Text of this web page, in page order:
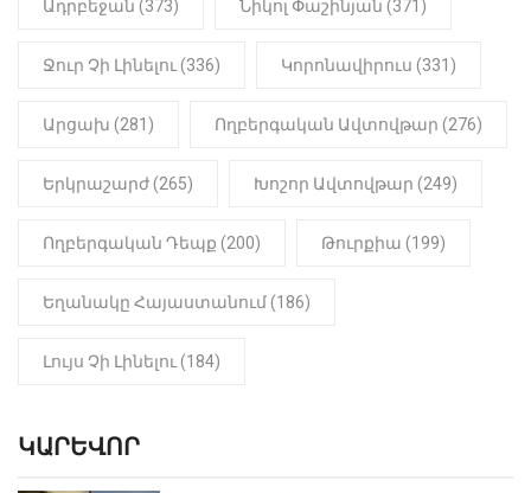
մանկապղծության համար
մարմինը
Ադրբեջան (373) Նիկոլ Փաշինյան (371)
Ջուր Չի Լինելու (336) Կորոնավիրուս (331)
Արցախ (281) Ողբերգական Ավտովթար (276)
Երկրաշարժ (265) Խոշոր Ավտովթար (249)
Ողբերգական Դեպք (200) Թուրքիա (199)
Եղանակը Հայաստանում (186)
Լույս Չի Լինելու (184)
ԿԱՐԵՎՈՐ